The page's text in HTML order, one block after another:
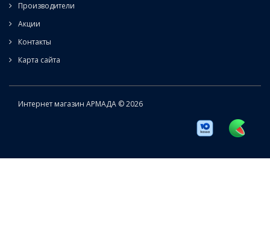
Производители
Акции
Контакты
Карта сайта
Интернет магазин АРМАДА © 2026